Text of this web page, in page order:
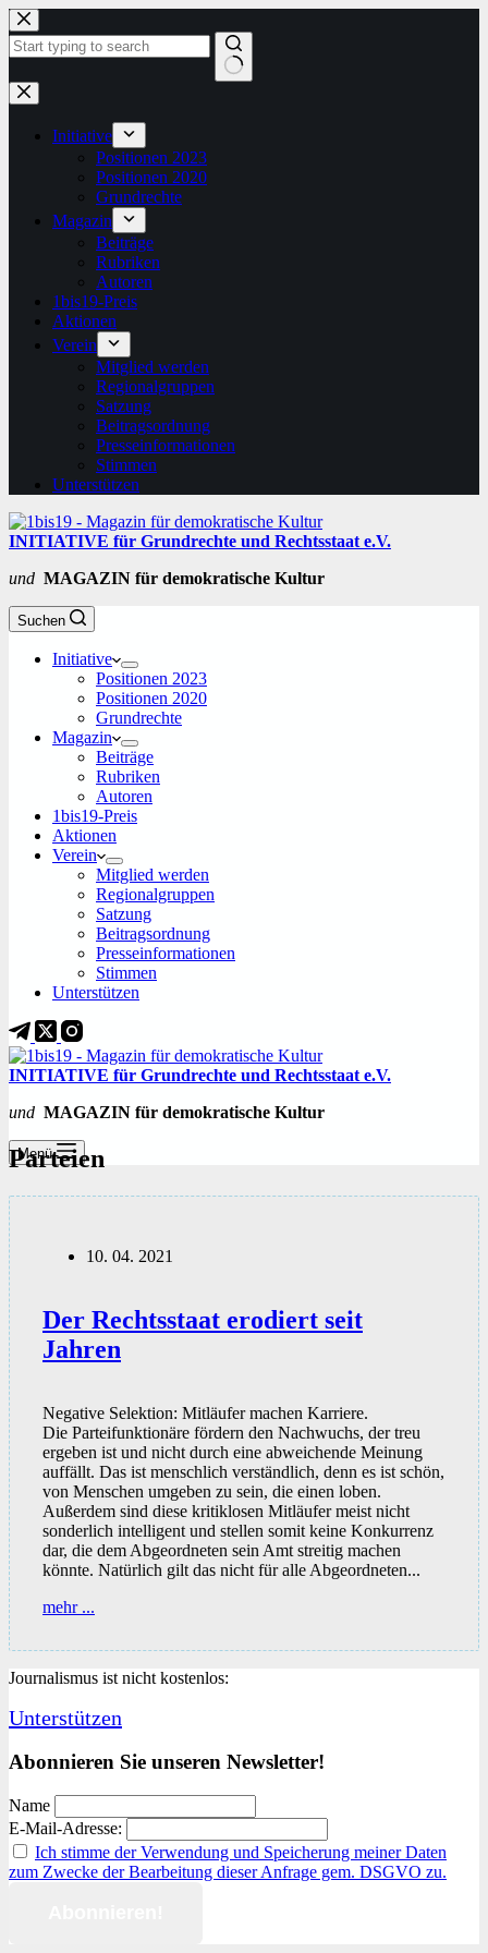
Zum
Inhalt
springen
Keine
Ergebnisse
Initiative
Positionen 2023
Positionen 2020
Grundrechte
Magazin
Beiträge
Rubriken
Autoren
1bis19-Preis
Aktionen
Verein
Mitglied werden
Regionalgruppen
Satzung
Beitragsordnung
Presseinformationen
Stimmen
Unterstützen
INITIATIVE für Grundrechte und Rechtsstaat e.V.
und MAGAZIN für demokratische Kultur
Suchen
Initiative
Positionen 2023
Positionen 2020
Grundrechte
Magazin
Beiträge
Rubriken
Autoren
1bis19-Preis
Aktionen
Verein
Mitglied werden
Regionalgruppen
Satzung
Beitragsordnung
Presseinformationen
Stimmen
Unterstützen
INITIATIVE für Grundrechte und Rechtsstaat e.V.
und MAGAZIN für demokratische Kultur
Menü
Parteien
10. 04. 2021
Der Rechtsstaat erodiert seit
Jahren
Negative Selektion: Mitläufer machen Karriere.
Die Parteifunktionäre fördern den Nachwuchs, der treu
ergeben ist und nicht durch eine abweichende Meinung
auffällt. Das ist menschlich verständlich, denn es ist schön,
von Menschen umgeben zu sein, die einen loben.
Außerdem sind diese kritiklosen Mitläufer meist nicht
sonderlich intelligent und stellen somit keine Konkurrenz
dar, die dem Abgeordneten sein Amt streitig machen
könnte. Natürlich gilt das nicht für alle Abgeordneten...
mehr ...
Jahren
Journalismus ist nicht kostenlos:
Unterstützen
Abonnieren Sie unseren Newsletter!
Name
E-Mail-Adresse:
Ich stimme der Verwendung und Speicherung meiner Daten
zum Zwecke der Bearbeitung dieser Anfrage gem. DSGVO zu.